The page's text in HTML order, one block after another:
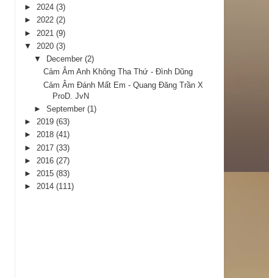
► 2024 (3)
► 2022 (2)
► 2021 (9)
▼ 2020 (3)
▼
December (2)
Cảm Âm Anh Không Tha Thứ - Đình Dũng
Cảm Âm Đánh Mất Em - Quang Đăng Trần X
ProD. JvN
► September (1)
► 2019 (63)
► 2018 (41)
► 2017 (33)
► 2016 (27)
► 2015 (83)
► 2014 (111)